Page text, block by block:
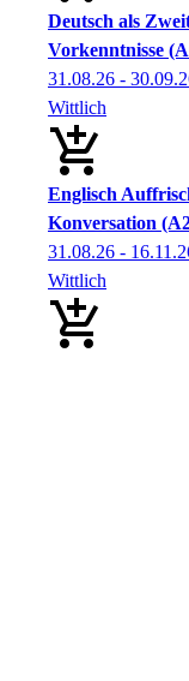
Deutsch als
Vorkenntnisse
31.08.26 -
Wittlich
Englisch
Konversation
31.08.26 -
Wittlich